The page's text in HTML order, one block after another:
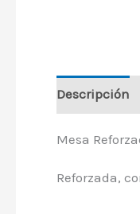
Descripción
Mesa
Reforzada,